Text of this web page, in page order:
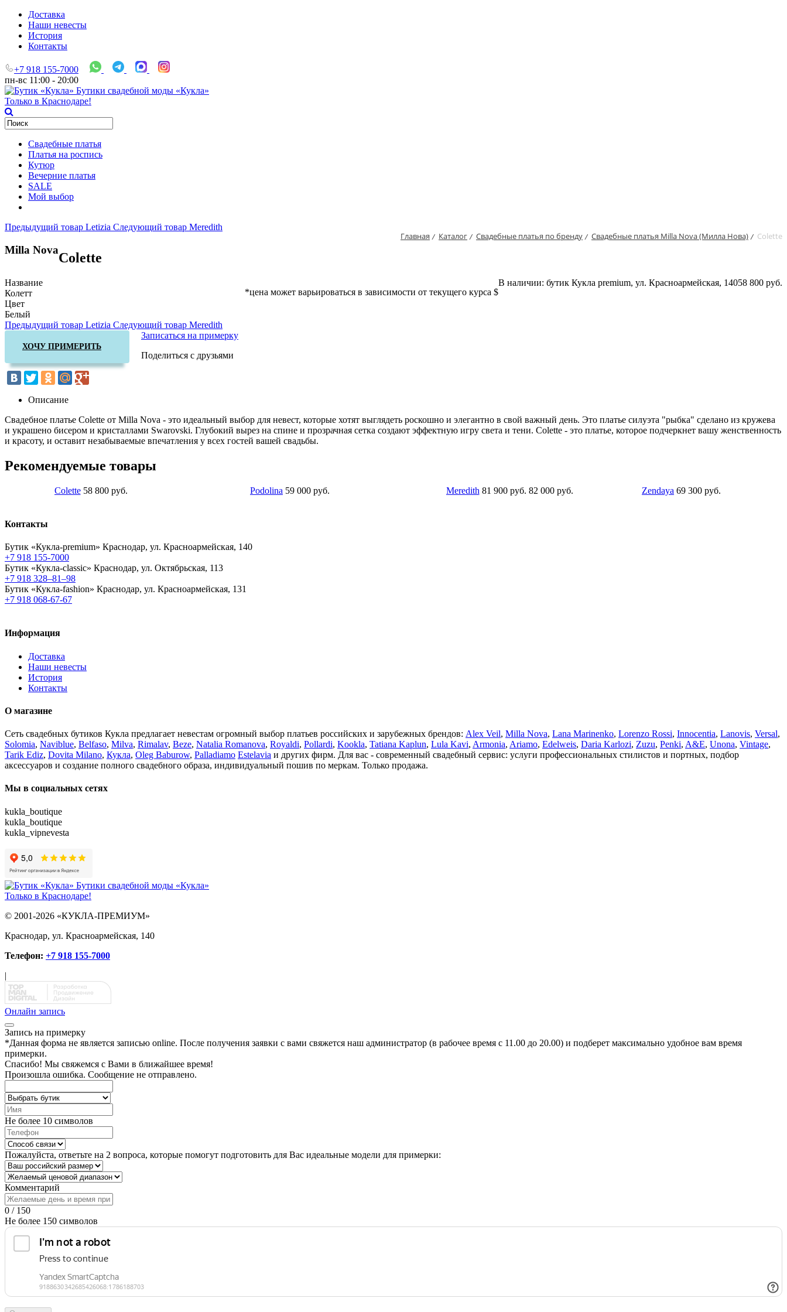
Доставка
Наши невесты
История
Контакты
+7 918 155-7000
пн-вс 11:00 - 20:00
Бутики свадебной моды «Кукла»
Только в Краснодаре!
Свадебные платья
Платья на роспись
Кутюр
Вечерние платья
SALE
Мой выбор
Предыдущий товар Letizia Следующий товар Meredith
Milla Nova
Главная / Каталог / Свадебные платья по бренду / Свадебные платья Milla Nova (Милла Нова) / Colette
Colette
58 800 руб.
В наличии: бутик Кукла premium, ул. Красноармейская, 140
*цена может варьироваться в зависимости от текущего курса $
Название
Колетт
Цвет
Белый
Предыдущий товар Letizia Следующий товар Meredith
ХОЧУ ПРИМЕРИТЬ
Записаться на примерку
Поделиться с друзьями
Описание
Свадебное платье Colette от Milla Nova - это идеальный выбор для невест, которые хотят выглядеть роскошно и элегантно в свой важный день. Это платье силуэта "рыбка" сделано из кружева
и украшено бисером и кристаллами Swarovski. Глубокий вырез на спине и прозрачная сетка создают эффектную игру света и тени. Colette - это платье, которое подчеркнет вашу женственность
и красоту, и оставит незабываемые впечатления у всех гостей вашей свадьбы.
Рекомендуемые товары
58 800 руб. 59 000 руб. 81 900 руб. 82 000 руб. 69 300 руб.
Контакты
Бутик «Кукла-premium» Краснодар, ул. Красноармейская, 140
+7 918 155-7000
Бутик «Кукла-classic» Краснодар, ул. Октябрьская, 113
+7 918 328–81–98
Бутик «Кукла-fashion» Краснодар, ул. Красноармейская, 131
+7 918 068-67-67
Информация
Доставка
Наши невесты
История
Контакты
О магазине
Сеть свадебных бутиков Кукла предлагает невестам огромный выбор платьев российских и зарубежных брендов: Alex Veil, Milla Nova, Lana Marinenko, Lorenzo Rossi, Innocentia, Lanovis, Versal,
Solomia, Naviblue, Belfaso, Milva, Rimalav, Beze, Natalia Romanova, Royaldi, Pollardi, Kookla, Tatiana Kaplun, Lula Kavi, Armonia, Ariamo, Edelweis, Daria Karlozi, Zuzu, Penki, A&Е, Unona, Vintage,
Tarik Ediz, Dovita Milano, Кукла, Oleg Baburow, Palladiamo Estelavia и других фирм. Для вас - современный свадебный сервис: услуги профессиональных стилистов и портных, подбор
аксессуаров и создание полного свадебного образа, индивидуальный пошив по меркам. Только продажа.
Мы в социальных сетях
kukla_boutique
kukla_boutique
kukla_vipnevesta
Бутики свадебной моды «Кукла»
Только в Краснодаре!
© 2001-2026 «КУКЛА-ПРЕМИУМ»
Краснодар, ул. Красноармейская, 140
Телефон: +7 918 155-7000
|
Онлайн запись
Запись на примерку
*Данная форма не является записью online. После получения заявки с вами свяжется наш администратор (в рабочее время с 11.00 до 20.00) и подберет максимально удобное вам время
примерки.
Спасибо! Мы свяжемся с Вами в ближайшее время!
Произошла ошибка. Сообщение не отправлено.
Не более 10 символов
Пожалуйста, ответьте на 2 вопроса, которые помогут подготовить для Вас идеальные модели для примерки:
Комментарий
0 / 150
Не более 150 символов